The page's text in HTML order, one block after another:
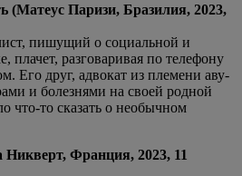
(Матеус Паризи, Бразилия, 2023,
пишущий о социальной и
плачет, разговаривая по телефону
Его друг, адвокат из племени аву-
и болезнями на своей родной
что-то сказать о необычном
Никверт, Франция, 2023, 11